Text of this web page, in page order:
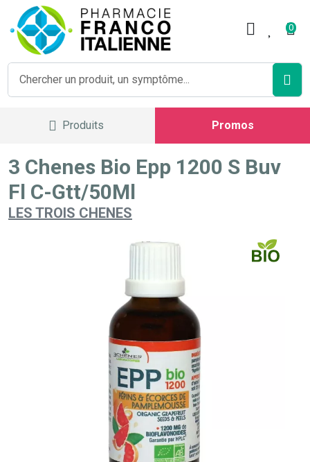
0
Produits Promos
3 Chenes Bio Epp 1200 S Buv
Fl C-Gtt/50Ml
LES TROIS CHENES